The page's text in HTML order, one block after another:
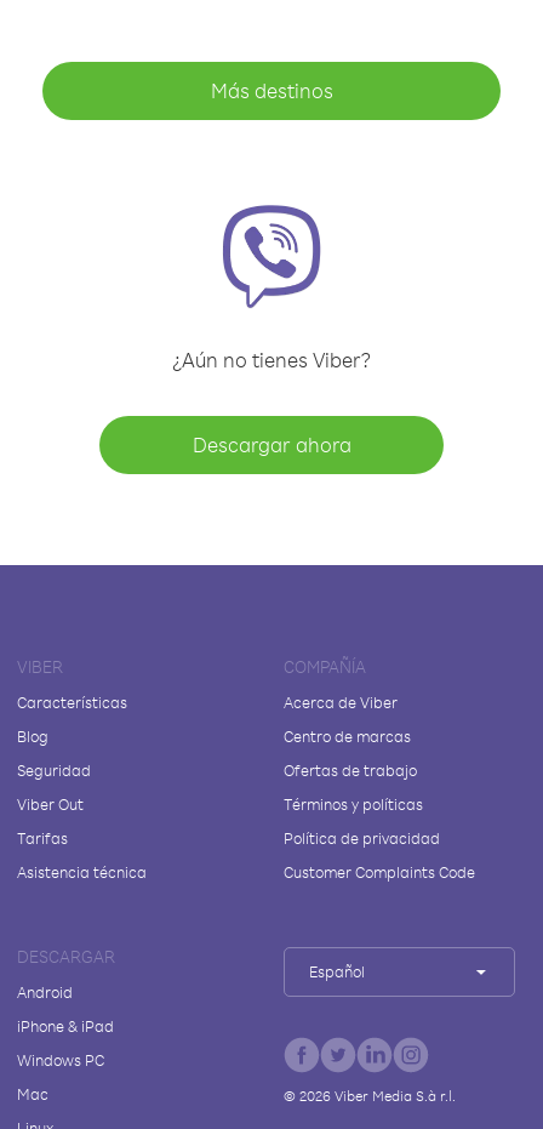
Más destinos
¿Aún no tienes Viber?
Descargar ahora
VIBER
Características
Blog
Seguridad
Viber Out
Tarifas
Asistencia técnica
COMPAÑÍA
Acerca de Viber
Centro de marcas
Ofertas de trabajo
Términos y políticas
Política de privacidad
Customer Complaints Code
DESCARGAR
Android
iPhone & iPad
Windows PC
Mac
Español
© 2026Viber Media S.à r.l.